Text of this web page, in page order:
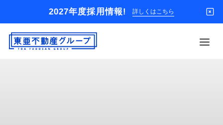
2027年度採用情報! 詳しくはこちら